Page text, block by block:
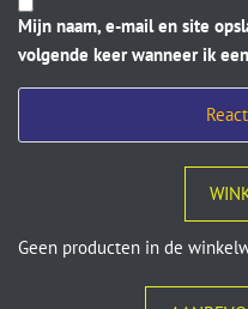
Mijn naam, e-mail en site
volgende keer wanneer ik
Geen producten in de